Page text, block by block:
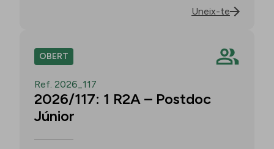
Uneix-te
OBERT
Ref. 2026_117
2026/117: 1 R2A – Postdoc
Júnior